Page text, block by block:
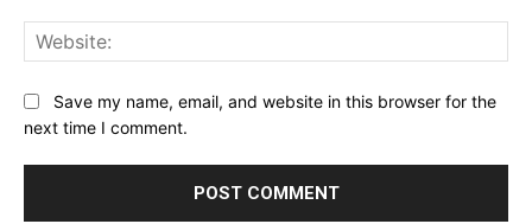
Save my name, email, and website in this browser for the
next time I comment.